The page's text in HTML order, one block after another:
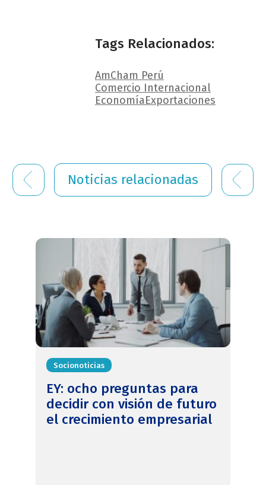
Tags Relacionados:
AmCham Perú
Comercio Internacional
EconomíaExportaciones
Noticias relacionadas
Socionoticias
EY: ocho preguntas para
decidir con visión de futuro
el crecimiento empresarial